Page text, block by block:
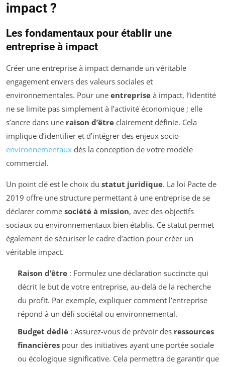
impact ?
Les fondamentaux pour établir une
entreprise à impact
Créer une entreprise à impact demande un véritable
engagement envers des valeurs sociales et
environnementales. Pour une entreprise à impact, l’identité
ne se limite pas simplement à l’activité économique ; elle
s’ancre dans une raison d’être clairement définie. Cela
implique d’identifier et d’intégrer des enjeux socio-
environnementaux dès la conception de votre modèle
commercial.
Un point clé est le choix du statut juridique. La loi Pacte de
2019 offre une structure permettant à une entreprise de se
déclarer comme société à mission, avec des objectifs
sociaux ou environnementaux bien établis. Ce statut permet
également de sécuriser le cadre d’action pour créer un
véritable impact.
Raison d’être: Formulez une déclaration succincte qui
décrit le but de votre entreprise, au-delà de la recherche
du profit. Par exemple, expliquer comment l’entreprise
répond à un défi sociétal ou environnemental.
Budget dédié: Assurez-vous de prévoir des ressources
financièrespour des initiatives ayant une portée sociale
ou écologique significative. Cela permettra de garantir que